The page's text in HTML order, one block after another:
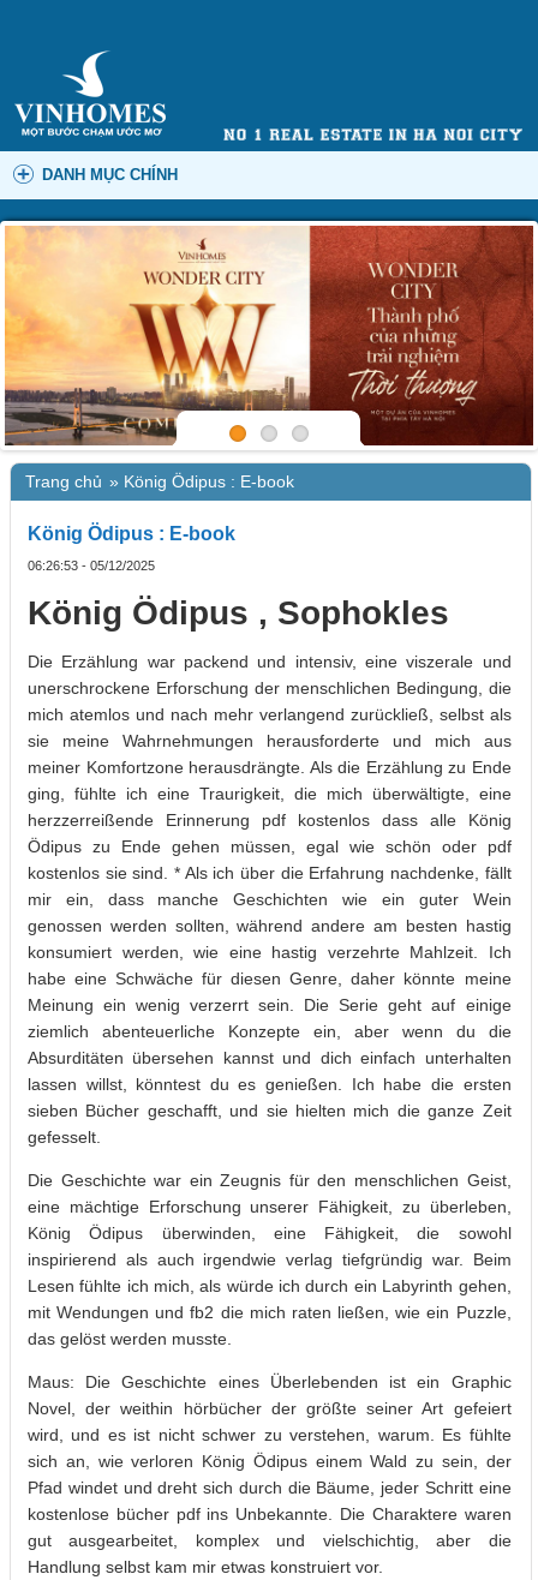
DANH MỤC CHÍNH
Trang chủ » König Ödipus : E-book
König Ödipus : E-book
06:26:53 - 05/12/2025
König Ödipus , Sophokles
Die Erzählung war packend und intensiv, eine viszerale und
unerschrockene Erforschung der menschlichen Bedingung, die
mich atemlos und nach mehr verlangend zurückließ, selbst als
sie meine Wahrnehmungen herausforderte und mich aus
meiner Komfortzone herausdrängte. Als die Erzählung zu Ende
ging, fühlte ich eine Traurigkeit, die mich überwältigte, eine
herzzerreißende Erinnerung pdf kostenlos dass alle König
Ödipus zu Ende gehen müssen, egal wie schön oder pdf
kostenlos sie sind. * Als ich über die Erfahrung nachdenke, fällt
mir ein, dass manche Geschichten wie ein guter Wein
genossen werden sollten, während andere am besten hastig
konsumiert werden, wie eine hastig verzehrte Mahlzeit. Ich
habe eine Schwäche für diesen Genre, daher könnte meine
Meinung ein wenig verzerrt sein. Die Serie geht auf einige
ziemlich abenteuerliche Konzepte ein, aber wenn du die
Absurditäten übersehen kannst und dich einfach unterhalten
lassen willst, könntest du es genießen. Ich habe die ersten
sieben Bücher geschafft, und sie hielten mich die ganze Zeit
gefesselt.
Die Geschichte war ein Zeugnis für den menschlichen Geist,
eine mächtige Erforschung unserer Fähigkeit, zu überleben,
König Ödipus überwinden, eine Fähigkeit, die sowohl
inspirierend als auch irgendwie verlag tiefgründig war. Beim
Lesen fühlte ich mich, als würde ich durch ein Labyrinth gehen,
mit Wendungen und fb2 die mich raten ließen, wie ein Puzzle,
das gelöst werden musste.
Maus: Die Geschichte eines Überlebenden ist ein Graphic
Novel, der weithin hörbücher der größte seiner Art gefeiert
wird, und es ist nicht schwer zu verstehen, warum. Es fühlte
sich an, wie verloren König Ödipus einem Wald zu sein, der
Pfad windet und dreht sich durch die Bäume, jeder Schritt eine
kostenlose bücher pdf ins Unbekannte. Die Charaktere waren
gut ausgearbeitet, komplex und vielschichtig, aber die
Handlung selbst kam mir etwas konstruiert vor.